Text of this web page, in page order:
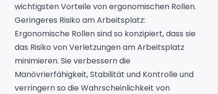
wichtigsten Vorteile von ergonomischen Rollen.
Geringeres Risiko am Arbeitsplatz:
Ergonomische Rollen sind so konzipiert, dass sie
das Risiko von Verletzungen am Arbeitsplatz
minimieren. Sie verbessern die
Manövrierfähigkeit, Stabilität und Kontrolle und
verringern so die Wahrscheinlichkeit von